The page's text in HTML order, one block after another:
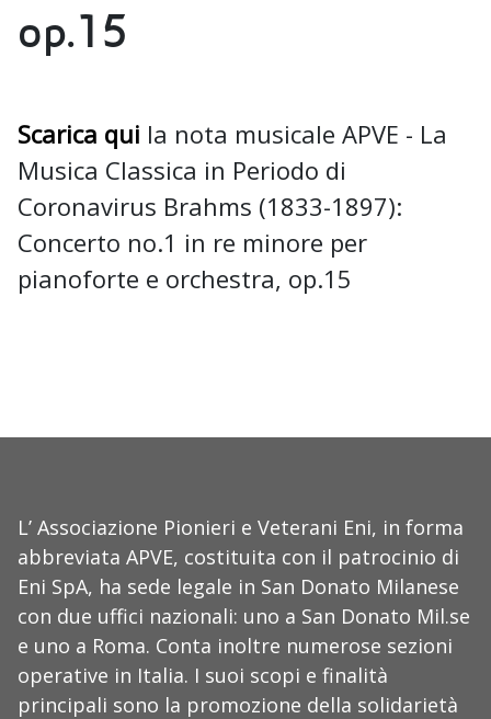
op.15
Scarica qui la nota musicale APVE - La
Musica Classica in Periodo di
Coronavirus Brahms (1833-1897):
Concerto no.1 in re minore per
pianoforte e orchestra, op.15
L’ Associazione Pionieri e Veterani Eni, in forma
abbreviata APVE, costituita con il patrocinio di
Eni SpA, ha sede legale in San Donato Milanese
con due uffici nazionali: uno a San Donato Mil.se
e uno a Roma. Conta inoltre numerose sezioni
operative in Italia. I suoi scopi e finalità
principali sono la promozione della solidarietà